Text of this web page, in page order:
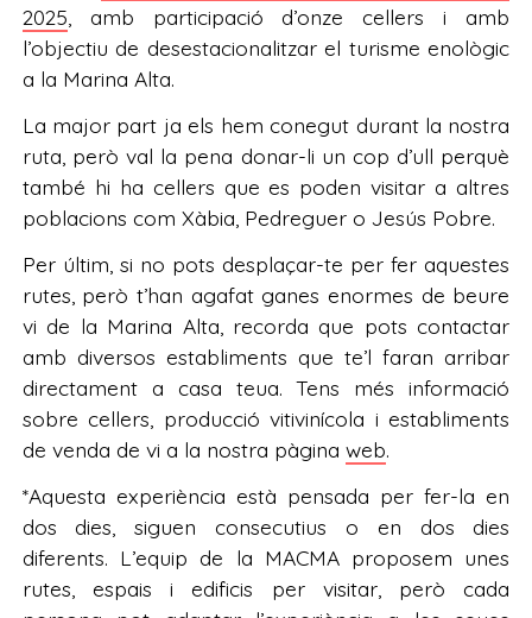
2025 , amb participació d’onze cellers i amb
l’objectiu de desestacionalitzar el turisme enològic
a la Marina Alta.
La major part ja els hem conegut durant la nostra
ruta, però val la pena donar-li un cop d’ull perquè
també hi ha cellers que es poden visitar a altres
poblacions com Xàbia, Pedreguer o Jesús Pobre.
Per últim, si no pots desplaçar-te per fer aquestes
rutes, però t’han agafat ganes enormes de beure
vi de la Marina Alta, recorda que pots contactar
amb diversos establiments que te’l faran arribar
directament a casa teua. Tens més informació
sobre cellers, producció vitivinícola i establiments
de venda de vi a la nostra pàgina web.
*Aquesta experiència està pensada per fer-la en
dos dies, siguen consecutius o en dos dies
diferents. L’equip de la MACMA proposem unes
rutes, espais i edificis per visitar, però cada